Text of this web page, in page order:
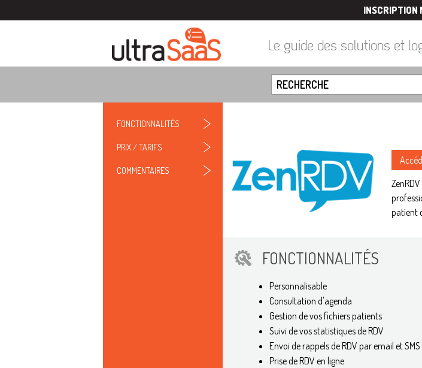
Le guide des solutions et
FONCTIONNALITÉS
PRIX / TARIFS
COMMENTAIRES
patient
FONCTIONNALITÉS
Personnalisable
Consultation d'agenda
Gestion de vos fichiers patients
Suivi de vos statistiques de RDV
Envoi de rappels de RDV par email et SMS
Prise de RDV en ligne